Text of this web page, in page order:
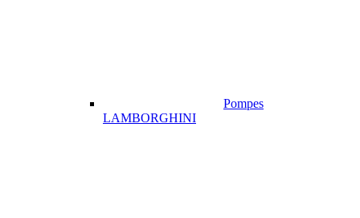
Pompes
LAMBORGHINI